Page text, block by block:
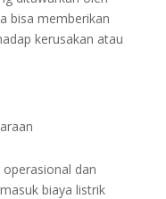
bisa memberikan
kerusakan atau
dan
biaya listrik